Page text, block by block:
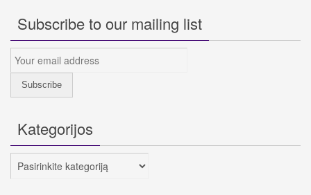
Subscribe to our mailing list
Kategorijos
Kategorijos